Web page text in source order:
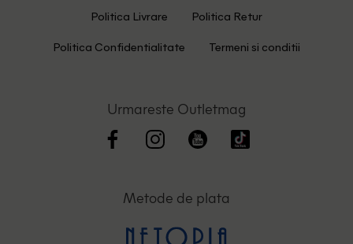
Politica Livrare Politica Retur
Politica Confidentialitate Termeni si conditii
Urmareste Outletmag
Metode de plata